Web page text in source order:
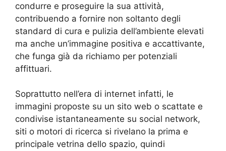
condurre e proseguire la sua attività,
contribuendo a fornire non soltanto degli
standard di cura e pulizia dell’ambiente elevati
ma anche un’immagine positiva e accattivante,
che funga già da richiamo per potenziali
affittuari.
Soprattutto nell’era di internet infatti, le
immagini proposte su un sito web o scattate e
condivise istantaneamente su social network,
siti o motori di ricerca si rivelano la prima e
principale vetrina dello spazio, quindi